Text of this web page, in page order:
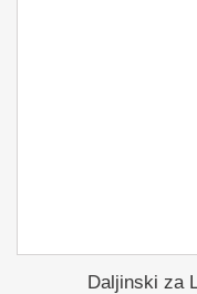
Daljinski za